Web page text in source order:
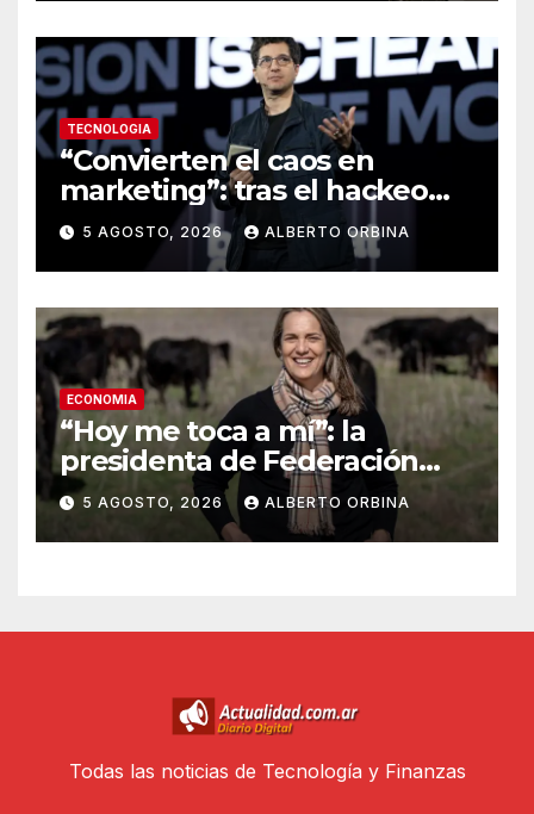
sospechas sobre el
allanamiento
TECNOLOGIA
“Convierten el caos en
marketing”: tras el hackeo
que hizo OpenAI, el fundador
de Black Hat advirtió sobre
las empresas de IA
5 AGOSTO, 2026 ALBERTO ORBINA
ECONOMIA
“Hoy me toca a mí”: la
presidenta de Federación
Agraria denunció que
desaparecieron 15
vaquillonas propias de un
5 AGOSTO, 2026 ALBERTO ORBINA
Todas las noticias de Tecnología y Finanzas